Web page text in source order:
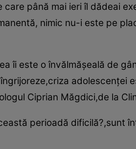
până mai ieri îl dădeai
nimic nu-i este pe
îi este o învălmăşeală de
adolescenţei
Ciprian Măgdici,de la
perioadă dificilă?,sunt